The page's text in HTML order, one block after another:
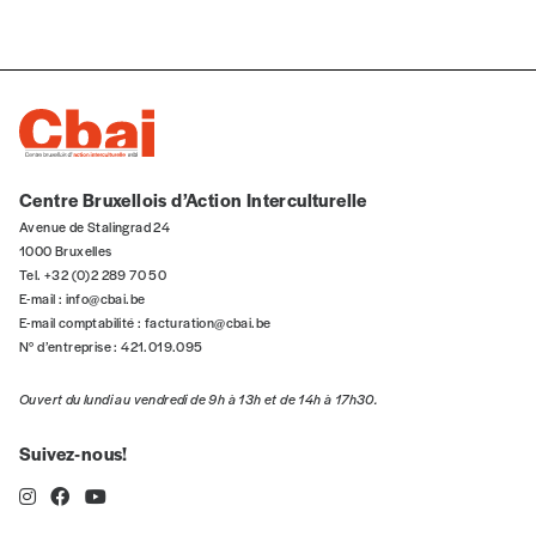
Je m'abonne à l'Imag
Format papier (livraison uniquement
en Belgique)
Format numérique
uniquement)
Centre Bruxellois d’Action Interculturelle
Avenue de Stalingrad 24
1000 Bruxelles
Tel. +32 (0)2 289 70 50
E-mail : info@cbai.be
E-mail comptabilité : facturation@cbai.be
N° d’entreprise : 421.019.095
Ouvert du lundi au vendredi de 9h à 13h et de 14h à 17h30.
Suivez-nous!